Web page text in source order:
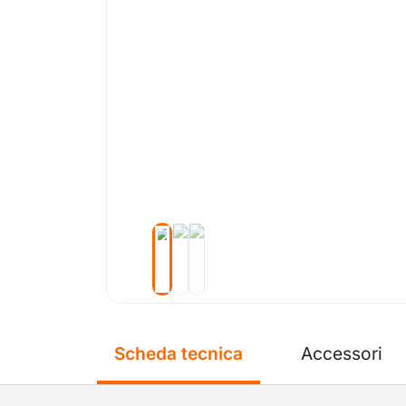
Scheda tecnica Accessori